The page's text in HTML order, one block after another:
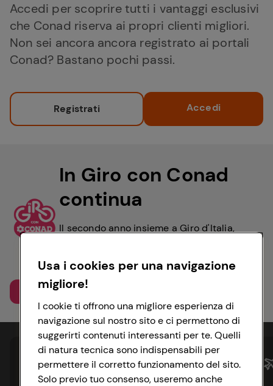
Accedi per scoprire tutti i vantaggi esclusivi
che Conad riserva ai propri clienti migliori.
Non sei ancora ancora registrato ai portali
Conad? Bastano pochi passi.
Registrati Accedi
In Giro con Conad
continua
Il secondo anno insieme a Giro d'Italia,
territorio, tappa dopo tappa.
Usa i cookies per una navigazione
migliore!
I cookie ti offrono una migliore esperienza di
navigazione sul nostro sito e ci permettono di
suggerirti contenuti interessanti per te. Quelli
di natura tecnica sono indispensabili per
permettere il corretto funzionamento del sito.
Solo previo tuo consenso, useremo anche